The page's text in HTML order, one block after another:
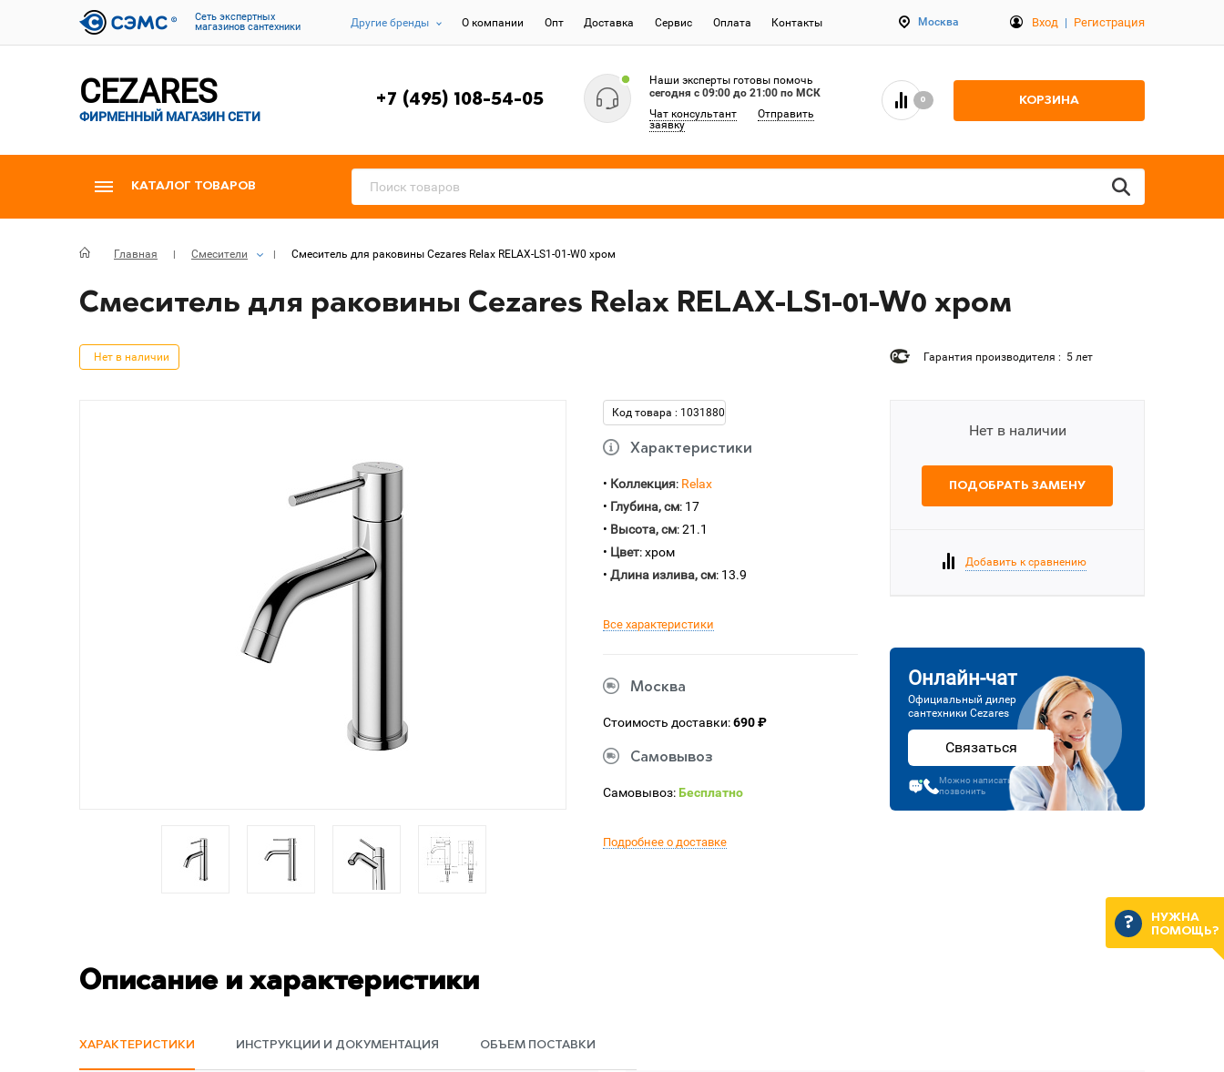
Cеть экспертных
магазинов сантехники
Другие бренды О компании Опт Доставка Сервис Оплата Контакты Москва Вход | Регистрация
CEZARES
ФИРМЕННЫЙ МАГАЗИН СЕТИ
+7 (495) 108-54-05
Наши эксперты готовы помочь
сегодня c 09:00 до 21:00 по МСК
Чат консультант
Отправить
заявку
0 КОРЗИНА
КАТАЛОГ ТОВАРОВ
Главная Смесители Смеситель для раковины Cezares Relax RELAX-LS1-01-W0 хром
Смеситель для раковины Cezares Relax RELAX-LS1-01-W0 хром
Нет в наличии Гарантия производителя : 5 лет
Код товара : 1031880
Характеристики
• Коллекция: Relax
• Глубина, см: 17
• Высота, см: 21.1
• Цвет: хром
• Длина излива, см: 13.9
Все характеристики
Москва
Стоимость доставки:690 ₽
Самовывоз
Самовывоз:Бесплатно
Подробнее о доставке
Нет в наличии
ПОДОБРАТЬ ЗАМЕНУ
Добавить к сравнению
Онлайн-чат
Официальный дилер
сантехники Cezares
Связаться
Можно написать или
позвонить
Описание и характеристики
ХАРАКТЕРИСТИКИ ИНСТРУКЦИИ И ДОКУМЕНТАЦИЯ ОБЪЕМ ПОСТАВКИ
НУЖНА
ПОМОЩЬ?